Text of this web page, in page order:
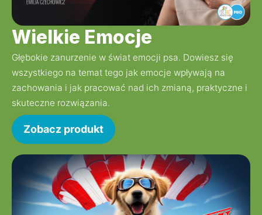
Wielkie Emocje
Głębokie zanurzenie w świat emocji psa. Dowiesz się
wszystkiego na temat tego jak emocje wpływają na
zachowania i jak pracować nad ich zmianą, praktyczne i
skuteczne rozwiązania.
Zobacz produkt